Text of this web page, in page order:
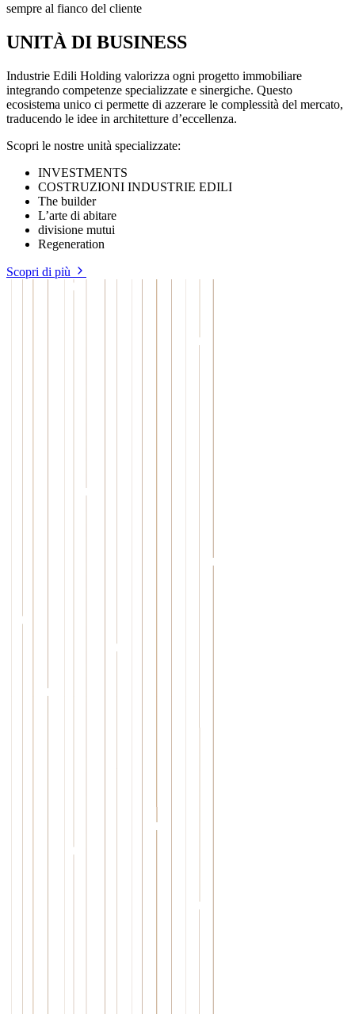
sempre al fianco del cliente
UNITÀ DI BUSINESS
Industrie Edili Holding valorizza ogni progetto immobiliare
integrando competenze specializzate e sinergiche. Questo
ecosistema unico ci permette di azzerare le complessità del mercato,
traducendo le idee in architetture d’eccellenza.
Scopri le nostre unità specializzate:
INVESTMENTS
COSTRUZIONI INDUSTRIE EDILI
The builder
L’arte di abitare
divisione mutui
Regeneration
Scopri di più